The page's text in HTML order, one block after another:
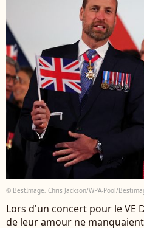
© BestImage, Chris Jackson/WPA-Pool/
Lors d'un concert pour le VE
de leur amour ne